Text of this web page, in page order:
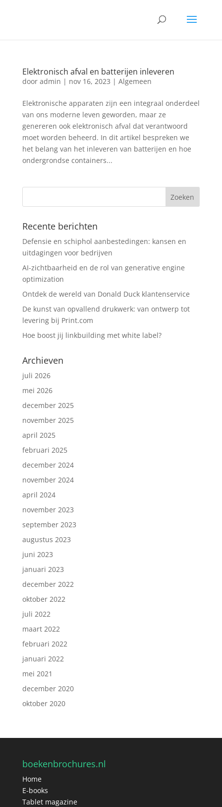
Elektronisch afval en batterijen inleveren
door admin | nov 16, 2023 | Algemeen
Elektronische apparaten zijn een integraal onderdeel
van ons moderne leven geworden, maar ze
genereren ook elektronisch afval dat verantwoord
moet worden beheerd. In dit artikel bespreken we
het belang van het inleveren van batterijen en hoe
ondergrondse containers...
Recente berichten
Defensie en schiphol aanbestedingen: kansen en
uitdagingen voor bedrijven
AI-zichtbaarheid en de rol van generative engine
optimization
Ontdek de wereld van Donald Duck klantenservice
De kunst van opvallend drukwerk: van ontwerp tot
levering bij Print.com
Hoe boost jij linkbuilding met white label?
Archieven
juli 2026
mei 2026
december 2025
november 2025
april 2025
februari 2025
december 2024
november 2024
april 2024
november 2023
september 2023
augustus 2023
juni 2023
januari 2023
december 2022
oktober 2022
juli 2022
maart 2022
februari 2022
januari 2022
mei 2021
december 2020
oktober 2020
boekenbrochures.nl
Home
E-books
Tablet magazine